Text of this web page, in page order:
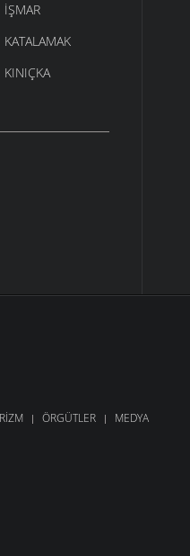
İŞMAR
KATALAMAK
KINIÇKA
ÖRGÜTLER MEDYA